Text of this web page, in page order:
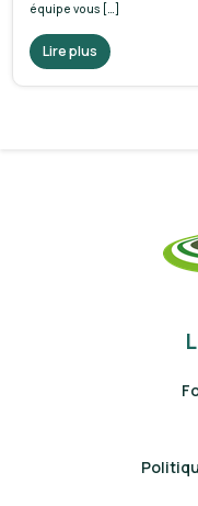
équipe vous […]
Lire plus